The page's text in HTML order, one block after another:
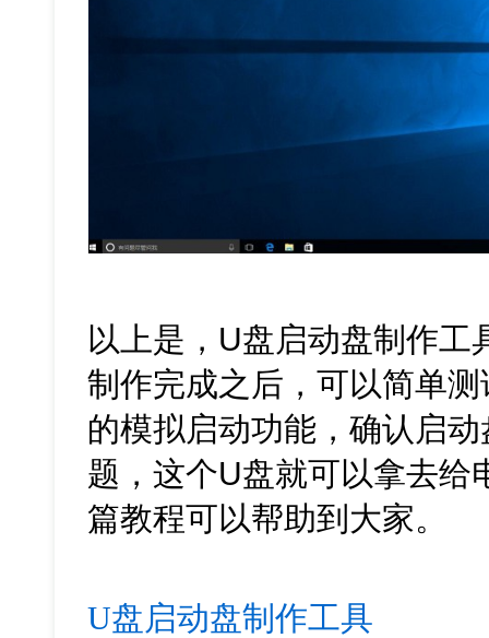
以上是，U盘启动盘制作
制作完成之后，可以简单
的模拟启动功能，确认启
题，这个U盘就可以拿去给
篇教程可以帮助到大家。
U盘启动盘制作工具